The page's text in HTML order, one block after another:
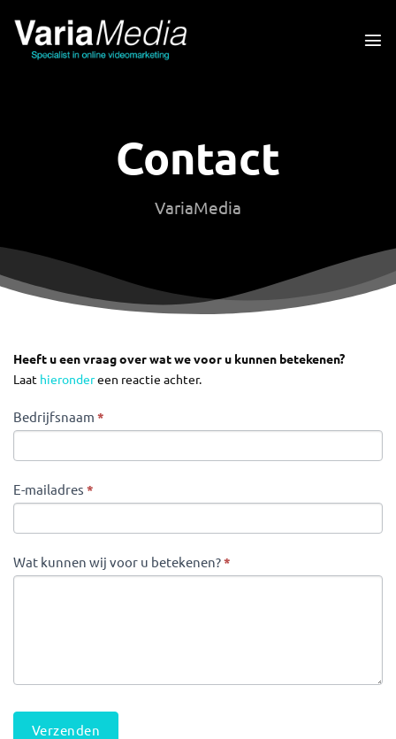
naar
inhoud
Contact
VariaMedia
Heeft u een vraag over wat we voor u kunnen betekenen?
Laat hierondereen reactie achter.
CONTACTFORMULIER
Bedrijfsnaam *
E-mailadres *
Wat kunnen wij voor u betekenen?*
Verzenden